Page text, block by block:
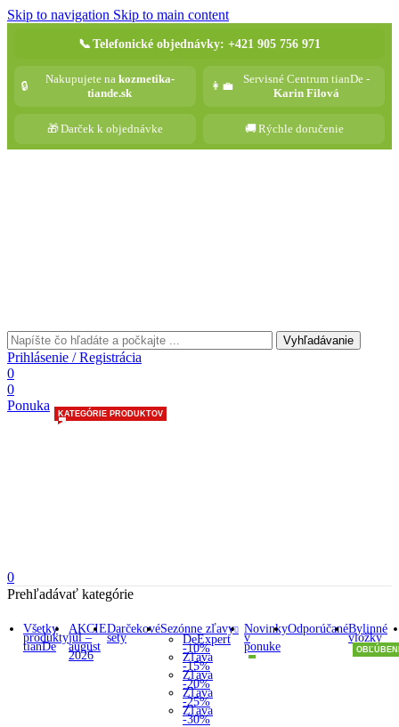
Skip to navigation Skip to main content
📞 Telefonické objednávky: +421 905 756 971
🔒
Nakupujete na kozmetika-
tiande.sk
👩‍💼
Servisné Centrum tianDe -
Karin Filová
🎁Darček k objednávke 🚚Rýchle doručenie
Vyhľadávanie
Prihlásenie / Registrácia
0
0
Ponuka
0
Prehľadávať kategórie
Všetky
produkty
tianDe
AKCIE
júl –
august
2026
Darčekové
sety
Sezónne zľavy
DeExpert
-10%
Zľava
-15%
Zľava
-20%
Zľava
-25%
Zľava
-30%
Novinky
v
ponuke
OdporúčanéBylinné
vložky
KATEGÓRIE PRODUKTOV